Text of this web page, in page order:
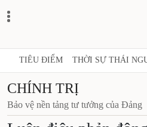
TIÊU ĐIỂM THỜI SỰ THÁI
CHÍNH TRỊ
Bảo vệ nền tảng tư tưởng của Đảng